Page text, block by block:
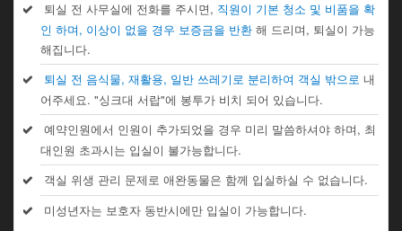
퇴실 전 사무실에 전화를 주시면, 직원이 기본 청소 및 비품을 확
인 하며, 이상이 없을 경우 보증금을 반환해 드리며, 퇴실이 가능
해집니다.
퇴실 전 음식물, 재활용, 일반 쓰레기로 분리하여 객실 밖으로 내
어주세요. "싱크대 서랍"에 봉투가 비치 되어 있습니다.
예약인원에서 인원이 추가되었을 경우 미리 말씀하셔야 하며, 최
대인원 초과시는 입실이 불가능합니다.
객실 위생 관리 문제로 애완동물은 함께 입실하실 수 없습니다.
미성년자는 보호자 동반시에만 입실이 가능합니다.